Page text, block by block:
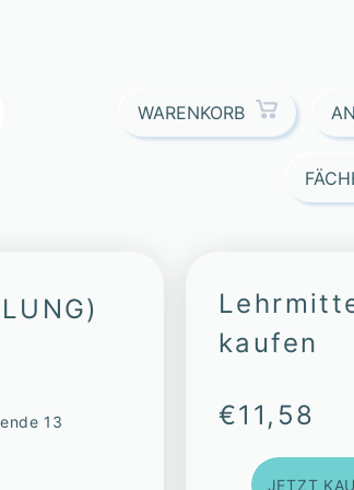
WARENKORB
13
kaufen
€11,58
JETZT